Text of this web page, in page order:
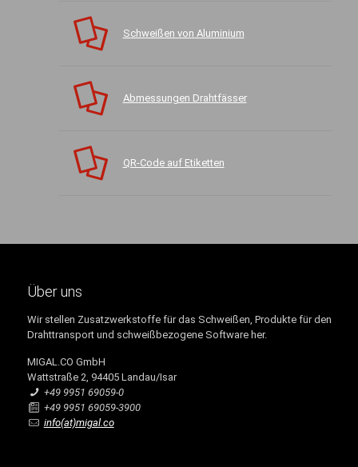
Schweißen von Aluminium
Abmessungen Drahtfässer
QR-Code auf Etiketten
Über uns
Wir stellen Zusatzwerkstoffe für das Schweißen, Produkte für den
Drahttransport und schweißbezogene Software her.
MIGAL.CO GmbH
Wattstraße 2, 94405 Landau/Isar
+49 9951 69059-0
+49 9951 69059-3900
info(at)migal.co